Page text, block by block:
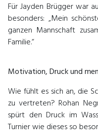
Für Jayden Brügger war
besonders: „Mein
ganzen Mannschaft
Familie.“
Motivation, Druck und
Wie fühlt es sich an, die
zu vertreten? Rohan
spürt den Druck im
Turnier wie dieses so